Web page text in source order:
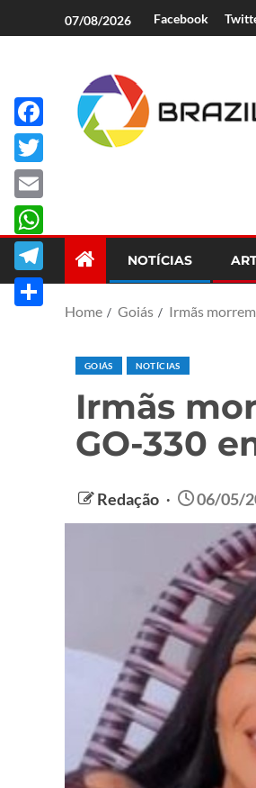
07/08/2026 Facebook
NOTÍCIAS
Home Goiás Irmãs
GOIÁS NOTÍCIAS
Irmãs
GO-330
Redação 06/05/
Facebook
Twitter
Email
WhatsApp
Telegram